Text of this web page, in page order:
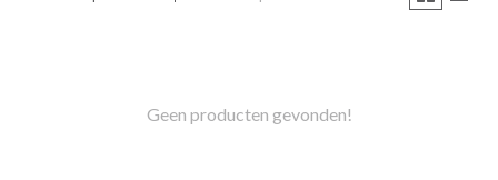
Geen producten gevonden!